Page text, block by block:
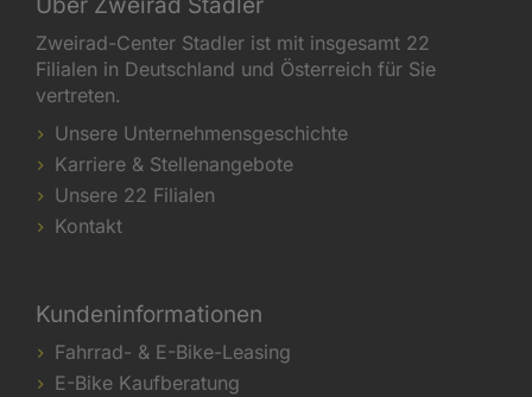
Über Zweirad Stadler
Zweirad-Center Stadler ist mit insgesamt 22
Filialen in Deutschland und Österreich für Sie
vertreten.
Unsere Unternehmensgeschichte
Karriere & Stellenangebote
Unsere 22 Filialen
Kontakt
Kundeninformationen
Fahrrad- & E-Bike-Leasing
E-Bike Kaufberatung